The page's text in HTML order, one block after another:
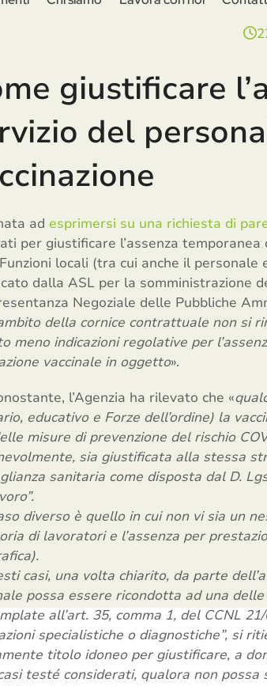
giustificare
del
ad esprimersi su una richiesta di
per giustificare l’assenza
locali (tra cui anche il
dalla ASL per la somministrazione
Negoziale delle Pubbliche
della cornice contrattuale non si
meno indicazioni regolative per
vaccinale in oggetto».
l’Agenzia ha rilevato che «
educativo e Forze dell’ordine) la
misure di prevenzione del rischio
sia giustificata alla stessa
sanitaria come disposta dal D.
diverso è quello in cui non vi sia un
di lavoratori e l’assenza per
casi, una volta chiarito, da parte
possa essere ricondotta ad una
all’art. 35, comma 1, del CCNL
specialistiche o diagnostiche”, si
titolo idoneo per giustificare, a
testé considerati, qualora non possa